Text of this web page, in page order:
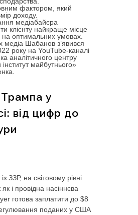
фактором, який
доходу.
медіабайєра
клієнту найкраще місце
оптимальних умовах.
медіа Шабанов зʼявився
року на YouTube-каналі
аналітичного центру
інститут майбутнього»
у
від цифр до
ЗЗР, на світовому рівні
і провідна насіннєва
готова заплатити до $8
поданих у США